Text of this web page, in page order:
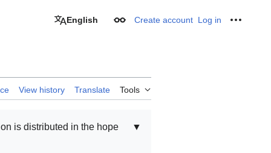
English Appearance
Create account Log in
View history Translate Tools
▼
is distributed in the hope